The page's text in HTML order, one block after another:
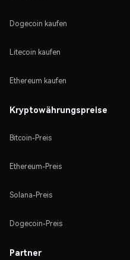
Dogecoin kaufen
Litecoin kaufen
Ethereum kaufen
Kryptowährungspreise
Bitcoin-Preis
Ethereum-Preis
Solana-Preis
Dogecoin-Preis
Partner